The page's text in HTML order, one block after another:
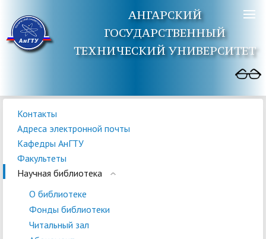
АНГАРСКИЙ
ГОСУДАРСТВЕННЫЙ
ТЕХНИЧЕСКИЙ УНИВЕРСИТЕТ
Контакты
Адреса электронной почты
Кафедры АнГТУ
Факультеты
Научная библиотека
О библиотеке
Фонды библиотеки
Читальный зал